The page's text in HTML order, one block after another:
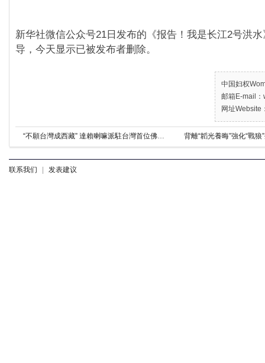
新华社微信公众号21日发布的《报告！我是长江2号洪
导，今天显示已被发布者删除。
中国妇权
邮箱E-mail
网址Website
背離“韜光養晦”強化“戰
联系我们 | 发表建议